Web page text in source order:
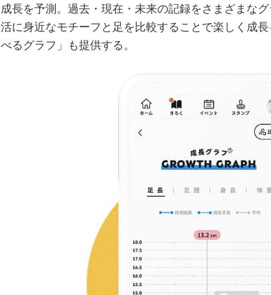
成長を予測。過去・現在・未来の記録をさまざまな
活に身近なモチーフと足を比較することで楽しく成
べるグラフ」も提供する。